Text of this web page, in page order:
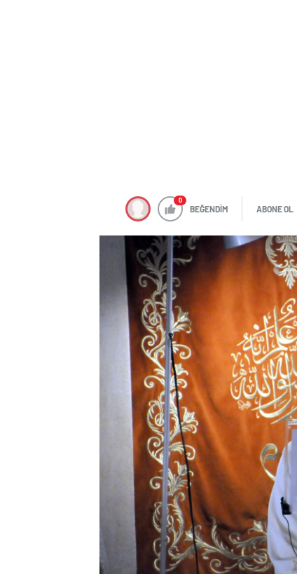
0
BEĞENDİM ABONE OL